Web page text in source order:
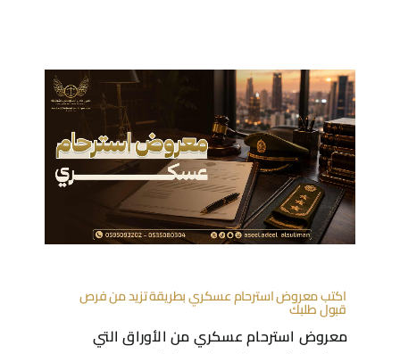
اكتب معروض استرحام عسكري بطريقة تزيد من فرص
قبول طلبك
معروض استرحام عسكري من الأوراق التي